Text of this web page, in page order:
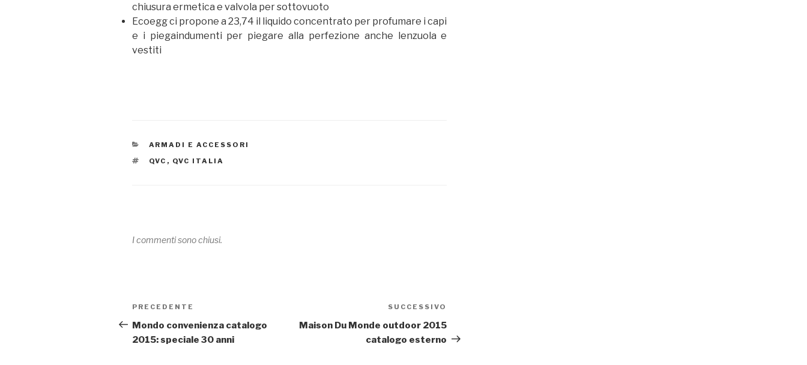
chiusura ermetica e valvola per sottovuoto
Ecoegg ci propone a 23,74 il liquido concentrato per profumare i capi
e i piegaindumenti per piegare alla perfezione anche lenzuola e
vestiti
CATEGORIE
ARMADI E ACCESSORI
TAG
QVC , QVC ITALIA
I commenti sono chiusi.
Navigazione
articoli
Articolo
precedente:
PRECEDENTE
Mondo convenienza catalogo
2015: speciale 30 anni
SUCCESSIVO
Maison Du Monde outdoor 2015
catalogo esterno